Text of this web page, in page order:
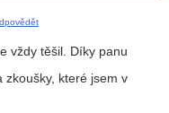
vždy těšil. Díky panu
zkoušky, které jsem v